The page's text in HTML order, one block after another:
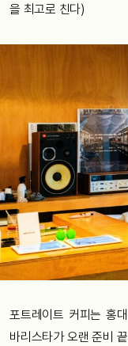
을 최고로 친다)
포트레이트 커피는 홍
바리스타가 오랜 준비